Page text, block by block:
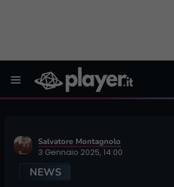
Salvatore Montagnolo
3 Gennaio 2025, 14:00
NEWS